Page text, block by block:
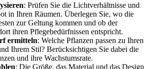
: Prüfen Sie die Lichtverhältnisse und
in Ihren Räumen. Überlegen Sie, wo die
zur Geltung kommen und ob der
ihren Pflegebedürfnissen entspricht.
ermitteln: Welche Pflanzen passen zu Ihren
Ihrem Stil? Berücksichtigen Sie dabei die
und ihre Wachstumsrate.
: Die Größe, das Material und das Design